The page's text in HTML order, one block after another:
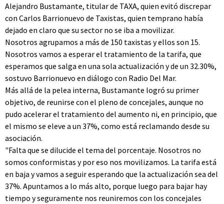
Alejandro Bustamante, titular de TAXA, quien evitó discrepar
con Carlos Barrionuevo de Taxistas, quien temprano había
dejado en claro que su sector no se iba a movilizar.
Nosotros agrupamos a más de 150 taxistas y ellos son 15.
Nosotros vamos a esperar el tratamiento de la tarifa, que
esperamos que salga en una sola actualización y de un 32.30%,
sostuvo Barrionuevo en diálogo con Radio Del Mar.
Más allá de la pelea interna, Bustamante logró su primer
objetivo, de reunirse con el pleno de concejales, aunque no
pudo acelerar el tratamiento del aumento ni, en principio, que
el mismo se eleve a un 37%, como está reclamando desde su
asociación.
"Falta que se dilucide el tema del porcentaje. Nosotros no
somos conformistas y por eso nos movilizamos. La tarifa está
en baja y vamos a seguir esperando que la actualización sea del
37%. Apuntamos a lo más alto, porque luego para bajar hay
tiempo y seguramente nos reuniremos con los concejales